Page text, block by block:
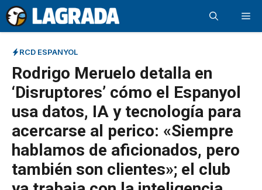
Saltar
al
contenido
RCD ESPANYOL
Rodrigo Meruelo detalla en
‘Disruptores’ cómo el Espanyol
usa datos, IA y tecnología para
acercarse al perico: «Siempre
hablamos de aficionados, pero
también son clientes»; el club